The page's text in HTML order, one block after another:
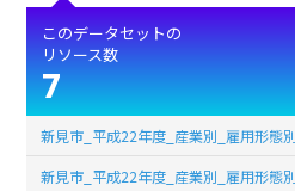
このデータセットの
リソース数
7
新見市_平成22年度_産業別_雇用形態
新見市_平成22年度_産業別_雇用形態